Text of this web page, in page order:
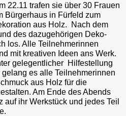
22.11 trafen sie über 30 Frauen
Bürgerhaus in Fürfeld zum
aus Holz. Nach dem
des dazugehörigen Deko-
los. Alle Teilnehmerinnen
mit kreativen Ideen ans Werk.
gelegentlicher Hilfestellung
es alle Teilnehmerinnen
aus Holz für die
Am Ende des Abends
ihr Werkstück und jedes Teil